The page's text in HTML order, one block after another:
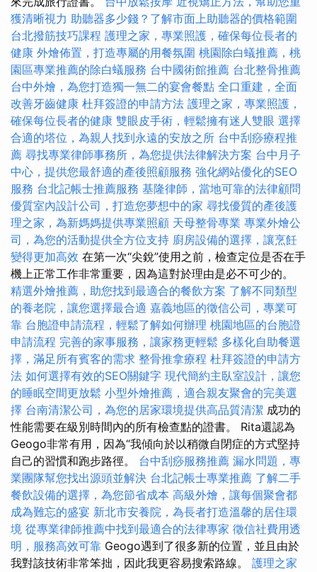
獲清晰視力 助聽器多少錢？了解市面上助聽器的價格範圍
台北撥筋技巧課程 護理之家，專業照護，確保每位長者的
健康 外燴佈置，打造專屬的用餐氛圍 桃園除白蟻推薦，桃
園區專業推薦的除白蟻服務 台中國術館推薦 台北整骨推薦
台中外燴，為您打造獨一無二的宴會餐點 全口重建，全面
改善牙齒健康 杜拜簽證的申請方法 護理之家，專業照護，
確保每位長者的健康 雙眼皮手術，輕鬆擁有迷人雙眼 選擇
合適的塔位，為親人找到永遠的安放之所 台中刮痧療程推
薦 尋找專業律師事務所，為您提供法律解決方案 台中月子
中心，提供您最舒適的產後照顧服務 強化網站優化的SEO
服務 台北記帳士推薦服務 基隆律師，當地可靠的法律顧問
優質室內設計公司，打造您夢想中的家 尋找優質的產後護
理之家，為新媽媽提供專業照顧 天母整骨專業 專業外燴公
司，為您的活動提供全方位支持 廚房設備的選擇，讓烹飪
變得更加高效 在第一次“尖銳”使用之前，檢查定位是否在手
機上正常工作非常重要，因為這對於理由是必不可少的。
精選外燴推薦，助您找到最適合的餐飲方案 了解不同類型
的養老院，讓您選擇最合適 嘉義地區的徵信公司，專業可
靠 台胞證申請流程，輕鬆了解如何辦理 桃園地區的台胞證
申請流程 完善的家事服務，讓家務更輕鬆 多樣化自助餐選
擇，滿足所有賓客的需求 整骨推拿療程 杜拜簽證的申請方
法 如何選擇有效的SEO關鍵字 現代簡約主臥室設計，讓您
的睡眠空間更放鬆 小型外燴推薦，適合親友聚會的完美選
擇 台南清潔公司，為您的居家環境提供高品質清潔 成功的
性能需要在級別時間內的所有檢查點的證書。 Rita還認為
Geogo非常有用，因為“我傾向於以稍微自閉症的方式堅持
自己的習慣和跑步路徑。 台中刮痧服務推薦 漏水問題，專
業團隊幫您找出源頭並解決 台北記帳士專業推薦 了解二手
餐飲設備的選擇，為您節省成本 高級外燴，讓每個聚會都
成為難忘的盛宴 新北市安養院，為長者打造溫馨的居住環
境 從專業律師推薦中找到最適合的法律專家 徵信社費用透
明，服務高效可靠 Geogo遇到了很多新的位置，並且由於
我對該技術非常笨拙，因此我更容易搜索路線。 護理之家